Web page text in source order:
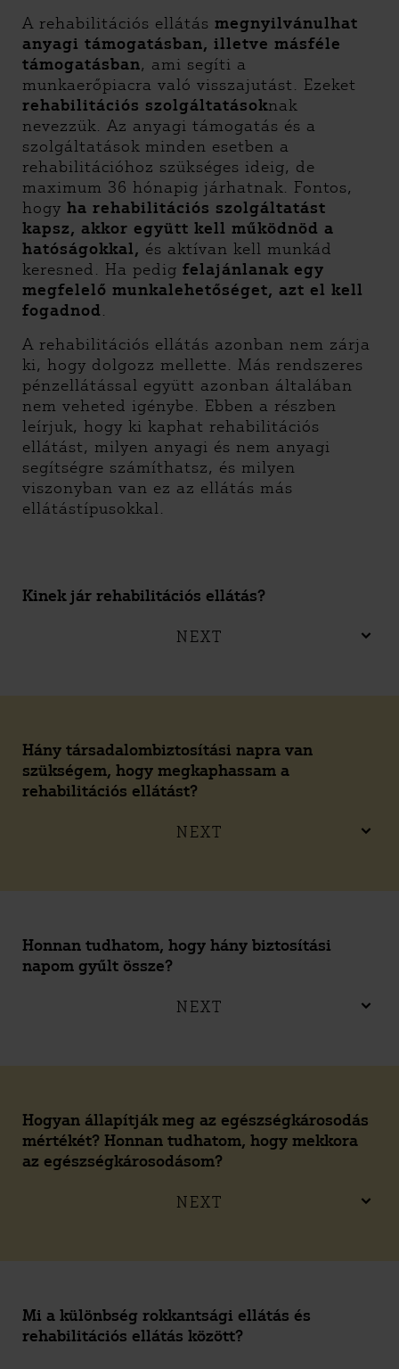
A rehabilitációs ellátás megnyilvánulhat
anyagi támogatásban, illetve másféle
támogatásban, ami segíti a
munkaerőpiacra való visszajutást. Ezeket
rehabilitációs szolgáltatásoknak
nevezzük. Az anyagi támogatás és a
szolgáltatások minden esetben a
rehabilitációhoz szükséges ideig, de
maximum 36 hónapig járhatnak. Fontos,
hogy ha rehabilitációs szolgáltatást
kapsz, akkor együtt kell működnöd a
hatóságokkal, és aktívan kell munkád
keresned. Ha pedig felajánlanak egy
megfelelő munkalehetőséget, azt el kell
fogadnod.
A rehabilitációs ellátás azonban nem zárja
ki, hogy dolgozz mellette. Más rendszeres
pénzellátással együtt azonban általában
nem veheted igénybe. Ebben a részben
leírjuk, hogy ki kaphat rehabilitációs
ellátást, milyen anyagi és nem anyagi
segítségre számíthatsz, és milyen
viszonyban van ez az ellátás más
ellátástípusokkal.
Kinek jár rehabilitációs ellátás?
NEXT
Hány társadalombiztosítási napra van
szükségem, hogy megkaphassam a
rehabilitációs ellátást?
NEXT
Honnan tudhatom, hogy hány biztosítási
napom gyűlt össze?
NEXT
Hogyan állapítják meg az egészségkárosodás
mértékét? Honnan tudhatom, hogy mekkora
az egészségkárosodásom?
NEXT
Mi a különbség rokkantsági ellátás és
rehabilitációs ellátás között?